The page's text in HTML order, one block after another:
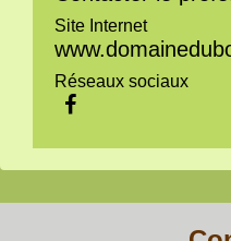
Site Internet
Réseaux sociaux